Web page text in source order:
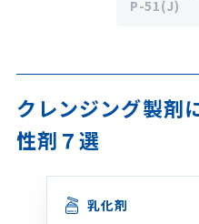
P-51(J)
クレンジング製剤
性剤７選
乳化剤